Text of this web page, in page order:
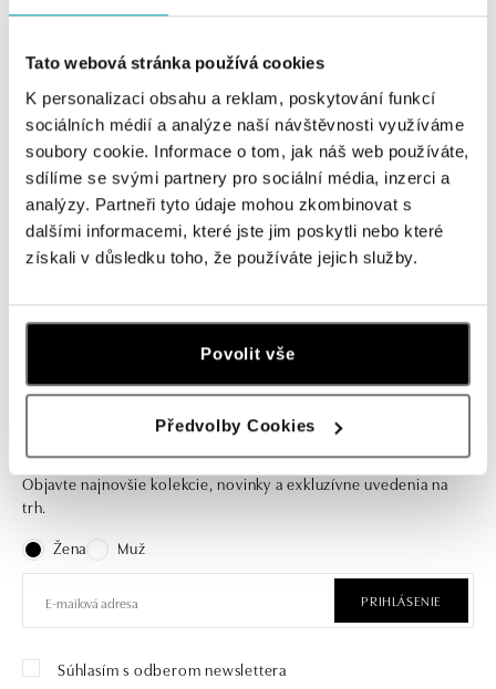
Tato webová stránka používá cookies
K personalizaci obsahu a reklam, poskytování funkcí
sociálních médií a analýze naší návštěvnosti využíváme
soubory cookie. Informace o tom, jak náš web používáte,
sdílíme se svými partnery pro sociální média, inzerci a
analýzy. Partneři tyto údaje mohou zkombinovat s
dalšími informacemi, které jste jim poskytli nebo které
získali v důsledku toho, že používáte jejich služby.
Povolit vše
Předvolby Cookies
ALO
Náhrdelník so zafírom Mystic Abyss
ALO
Přívěsok so zafírom a diamantmi
Princess Sparkle
Prihláste sa na odber newslettera
Objavte najnovšie kolekcie, novinky a exkluzívne uvedenia na
trh.
Žena
Muž
PRIHLÁSENIE
Súhlasím s odberom newslettera